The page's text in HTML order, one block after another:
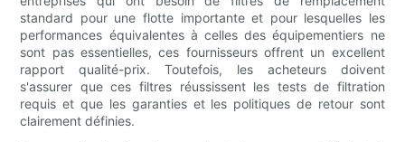
standard pour une flotte importante et pour lesquelles les
performances équivalentes à celles des équipementiers ne
sont pas essentielles, ces fournisseurs offrent un excellent
rapport qualité-prix. Toutefois, les acheteurs doivent
s'assurer que ces filtres réussissent les tests de filtration
requis et que les garanties et les politiques de retour sont
clairement définies.